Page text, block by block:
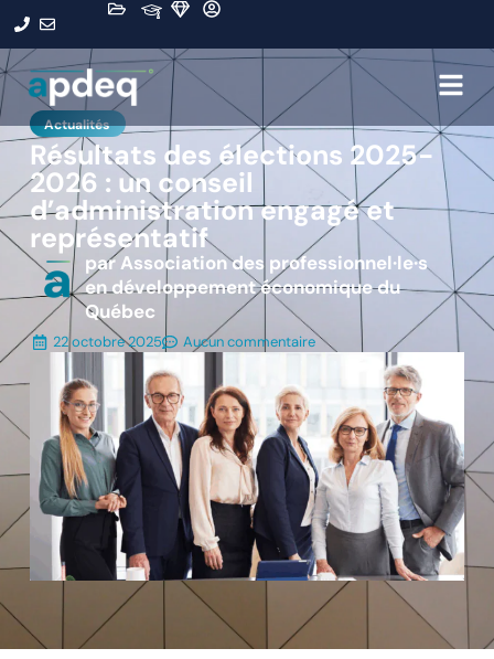
Actualités
Résultats des élections 2025-
2026 : un conseil
d’administration engagé et
représentatif
par Association des professionnel·le·s
en développement économique du
Québec
22 octobre 2025 Aucun commentaire